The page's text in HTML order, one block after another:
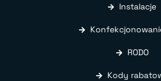
Instalacje
RODO
Kody